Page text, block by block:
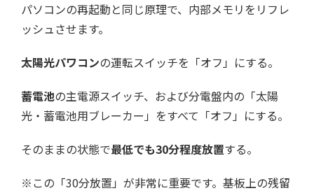
パソコンの再起動と同じ原理で、内部メモリをリフレ
ッシュさせます。
太陽光パワコンの運転スイッチを「オフ」にする。
蓄電池の主電源スイッチ、および分電盤内の「太陽
光・蓄電池用ブレーカー」をすべて「オフ」にする。
そのままの状態で最低でも30分程度放置する。
※この「30分放置」が非常に重要です。基板上の残留